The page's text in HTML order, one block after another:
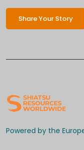
Share Your Story
Powered by the